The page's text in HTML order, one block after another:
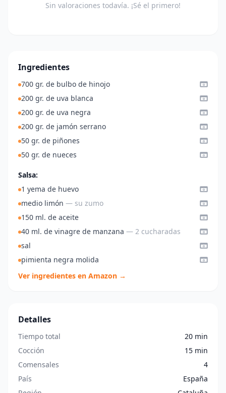
Sin valoraciones todavía. ¡Sé el primero!
Ingredientes
700 gr. de bulbo de hinojo
200 gr. de uva blanca
200 gr. de uva negra
200 gr. de jamón serrano
50 gr. de piñones
50 gr. de nueces
Salsa:
1 yema de huevo
medio limón — su zumo
150 ml. de aceite
40 ml. de vinagre de manzana — 2 cucharadas
sal
pimienta negra molida
Ver ingredientes en Amazon →
Detalles
Tiempo total
20 min
Cocción
15 min
Comensales
4
País
España